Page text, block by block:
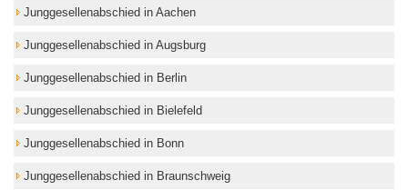
Junggesellenabschied in Aachen
Junggesellenabschied in Augsburg
Junggesellenabschied in Berlin
Junggesellenabschied in Bielefeld
Junggesellenabschied in Bonn
Junggesellenabschied in Braunschweig